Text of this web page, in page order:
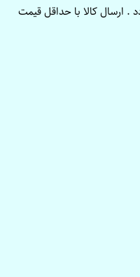
ارسال کالا با حداقل قیمت